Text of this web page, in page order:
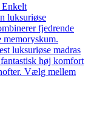
luksuriøse
fjedrende
luksuriøse madras
høj komfort
Vælg mellem